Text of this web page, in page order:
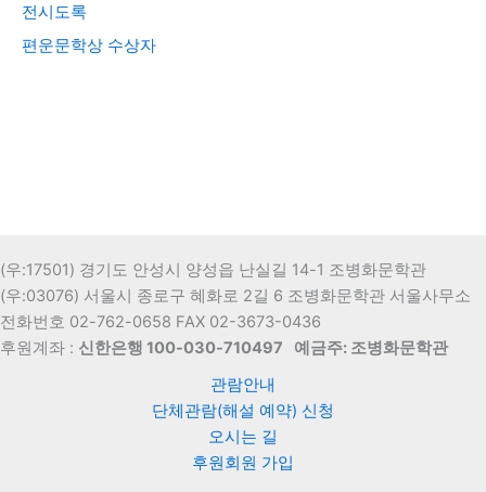
전시도록
편운문학상 수상자
(우:17501) 경기도 안성시 양성읍 난실길 14-1 조병화문학관
(우:03076) 서울시 종로구 혜화로 2길 6 조병화문학관 서울사무소
전화번호 02-762-0658 FAX 02-3673-0436
후원계좌 : 신한은행 100-030-710497
예금주: 조병화문학관
관람안내
단체관람(해설 예약) 신청
오시는 길
후원회원 가입